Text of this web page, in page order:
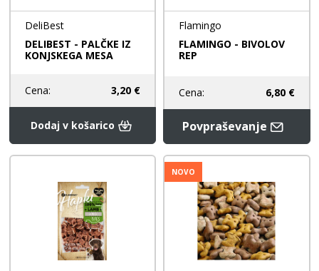
DeliBest
DELIBEST - PALČKE IZ
KONJSKEGA MESA
Cena: 3,20 €
Dodaj v košarico
Flamingo
FLAMINGO - BIVOLOV
REP
Cena: 6,80 €
Povpraševanje
NOVO